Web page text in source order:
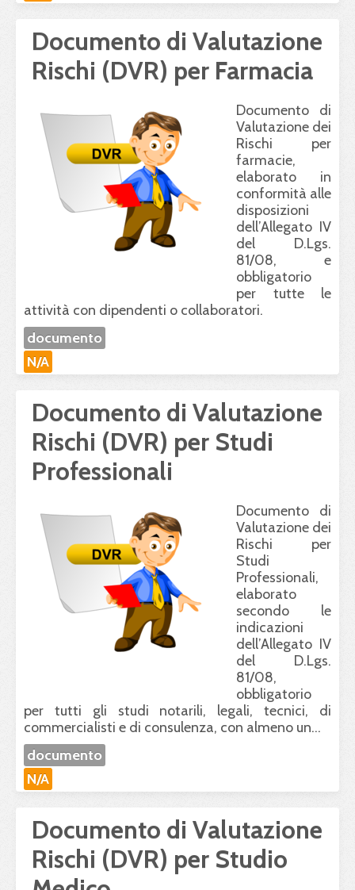
Documento di Valutazione
Rischi (DVR) per Farmacia
Documento di
Valutazione dei
Rischi per
farmacie,
elaborato in
conformità alle
disposizioni
dell’Allegato IV
del D.Lgs.
81/08, e
obbligatorio
per tutte le
attività con dipendenti o collaboratori.
documento
N/A
Documento di Valutazione
Rischi (DVR) per Studi
Professionali
Documento di
Valutazione dei
Rischi per
Studi
Professionali,
elaborato
secondo le
indicazioni
dell’Allegato IV
del D.Lgs.
81/08,
obbligatorio
per tutti gli studi notarili, legali, tecnici, di
commercialisti e di consulenza, con almeno un...
documento
N/A
Documento di Valutazione
Rischi (DVR) per Studio